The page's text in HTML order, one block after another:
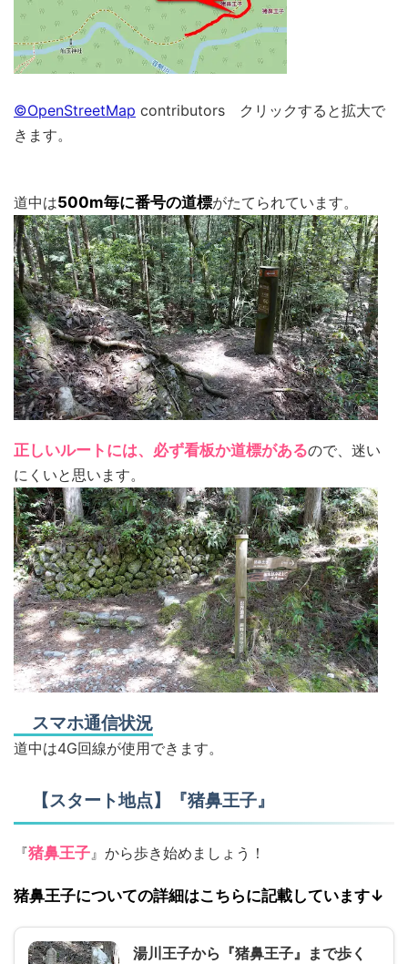
©OpenStreetMap contributors クリックすると拡大で
きます。
道中は500m毎に番号の道標がたてられています。
正しいルートには、必ず看板か道標があるので、迷い
にくいと思います。
スマホ通信状況
道中は4G回線が使用できます。
【スタート地点】『猪鼻王子』
『猪鼻王子』から歩き始めましょう！
猪鼻王子についての詳細はこちらに記載しています↓
湯川王子から『猪鼻王子』まで歩く